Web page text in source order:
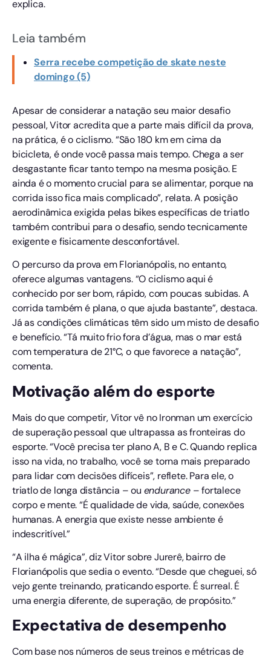
explica.
Leia também
Serra recebe competição de skate neste
domingo (5)
Apesar de considerar a natação seu maior desafio
pessoal, Vitor acredita que a parte mais difícil da prova,
na prática, é o ciclismo. “São 180 km em cima da
bicicleta, é onde você passa mais tempo. Chega a ser
desgastante ficar tanto tempo na mesma posição. E
ainda é o momento crucial para se alimentar, porque na
corrida isso fica mais complicado”, relata. A posição
aerodinâmica exigida pelas bikes específicas de triatlo
também contribui para o desafio, sendo tecnicamente
exigente e fisicamente desconfortável.
O percurso da prova em Florianópolis, no entanto,
oferece algumas vantagens. “O ciclismo aqui é
conhecido por ser bom, rápido, com poucas subidas. A
corrida também é plana, o que ajuda bastante”, destaca.
Já as condições climáticas têm sido um misto de desafio
e benefício. “Tá muito frio fora d’água, mas o mar está
com temperatura de 21°C, o que favorece a natação”,
comenta.
Motivação além do esporte
Mais do que competir, Vitor vê no Ironman um exercício
de superação pessoal que ultrapassa as fronteiras do
esporte. “Você precisa ter plano A, B e C. Quando replica
isso na vida, no trabalho, você se torna mais preparado
para lidar com decisões difíceis”, reflete. Para ele, o
triatlo de longa distância – ou endurance– fortalece
corpo e mente. “É qualidade de vida, saúde, conexões
humanas. A energia que existe nesse ambiente é
indescritível.”
“A ilha é mágica”, diz Vitor sobre Jurerê, bairro de
Florianópolis que sedia o evento. “Desde que cheguei, só
vejo gente treinando, praticando esporte. É surreal. É
uma energia diferente, de superação, de propósito.”
Expectativa de desempenho
Com base nos números de seus treinos e métricas de